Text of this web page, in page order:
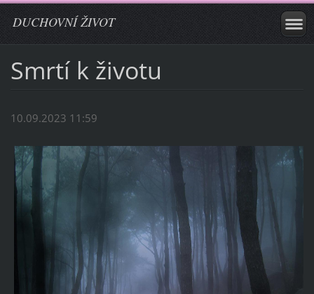
DUCHOVNÍ ŽIVOT
Smrtí k životu
10.09.2023 11:59